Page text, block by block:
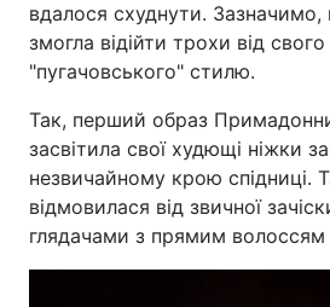
вдалося схуднути. Зазначимо,
змогла відійти трохи від
"пугачовського" стилю.
Так, перший образ
засвітила свої худющі ніжки
незвичайному крою спідниці.
відмовилася від звичної
глядачами з прямим волоссям